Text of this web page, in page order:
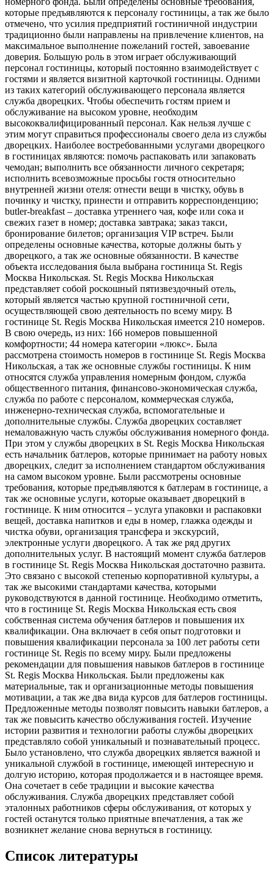
которые предъявляются к персоналу гостиницы, а так же было
отмечено, что усилия предприятий гостиничной индустрии
традиционно были направлены на привлечение клиентов, на
максимальное выполнение пожеланий гостей, завоевание
доверия. Большую роль в этом играет обслуживающий
персонал гостиницы, который постоянно взаимодействует с
гостями и является визитной карточкой гостиницы. Одними
из таких категорий обслуживающего персонала является
служба дворецких. Чтобы обеспечить гостям прием и
обслуживание на высоком уровне, необходим
высококвалифицированный персонал. Как нельзя лучше с
этим могут справиться профессионалы своего дела из службы
дворецких. Наиболее востребованными услугами дворецкого
в гостиницах являются: помочь распаковать или запаковать
чемодан; выполнить все обязанности личного секретаря;
исполнить всевозможные просьбы гостя относительно
внутренней жизни отеля: отнести вещи в чистку, обувь в
починку и чистку, принести и отправить корреспонденцию;
butler-breakfast – доставка утреннего чая, кофе или сока и
свежих газет в номер; доставка завтрака; заказ такси,
бронирование билетов; организация VIP встреч. Были
определены основные качества, которые должны быть у
дворецкого, а так же основные обязанности. В качестве
объекта исследования была выбрана гостиница St. Regis
Москва Никольская. St. Regis Москва Никольская
представляет собой роскошный пятизвездочный отель,
который является частью крупной гостиничной сети,
осуществляющей свою деятельность по всему миру. В
гостинице St. Regis Москва Никольская имеется 210 номеров.
В свою очередь, из них: 166 номеров повышенной
комфортности; 44 номера категории «люкс». Была
рассмотрена стоимость номеров в гостинице St. Regis Москва
Никольская, а так же основные службы гостиницы. К ним
относятся служба управления номерным фондом, служба
общественного питания, финансово-экономическая служба,
служба по работе с персоналом, коммерческая служба,
инженерно-техническая служба, вспомогательные и
дополнительные службы. Служба дворецких составляет
немаловажную часть службы обслуживания номерного фонда.
При этом у службы дворецких в St. Regis Москва Никольская
есть начальник батлеров, которые принимает на работу новых
дворецких, следит за исполнением стандартом обслуживания
на самом высоком уровне. Были рассмотрены основные
требования, которые предъявляются к батлерам в гостинице, а
так же основные услуги, которые оказывает дворецкий в
гостинице. К ним относится – услуга упаковки и распаковки
вещей, доставка напитков и еды в номер, глажка одежды и
чистка обуви, организация трансфера и экскурсий,
электронные услуги дворецкого. А так же ряд других
дополнительных услуг. В настоящий момент служба батлеров
в гостинице St. Regis Москва Никольская достаточно развита.
Это связано с высокой степенью корпоративной культуры, а
так же высокими стандартами качества, которыми
руководствуются в данной гостинице. Необходимо отметить,
что в гостинице St. Regis Москва Никольская есть своя
собственная система обучения батлеров и повышения их
квалификации. Она включает в себя опыт подготовки и
повышения квалификации персонала за 100 лет работы сети
гостинице St. Regis по всему миру. Были предложены
рекомендации для повышения навыков батлеров в гостинице
St. Regis Москва Никольская. Были предложены как
материальные, так и организационные методы повышения
мотивации, а так же два вида курсов для батлеров гостиницы.
Предложенные методы позволят повысить навыки батлеров, а
так же повысить качество обслуживания гостей. Изучение
истории развития и технологии работы службы дворецких
представляло собой уникальный и познавательный процесс.
Было установлено, что служба дворецких является важной и
уникальной службой в гостинице, имеющей интересную и
долгую историю, которая продолжается и в настоящее время.
Она сочетает в себе традиции и высокие качества
обслуживания. Служба дворецких представляет собой
эталонных работников сферы обслуживания, от которых у
гостей останутся только приятные впечатления, а так же
возникнет желание снова вернуться в гостиницу.
Список литературы